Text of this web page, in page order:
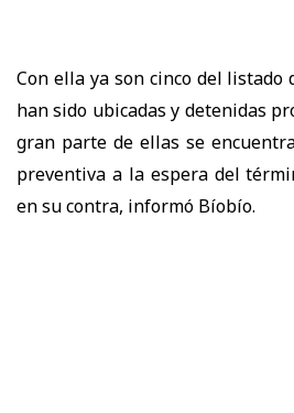
Con ella ya son cinco del listado
han sido ubicadas y detenidas
gran parte de ellas se
preventiva a la espera del
en su contra, informó Bíobío.